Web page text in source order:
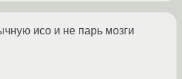
исо и не парь мозги